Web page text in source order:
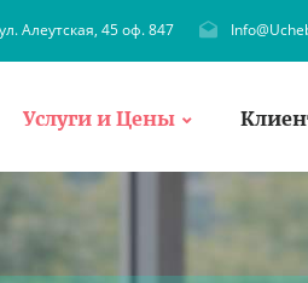
Алеутская, 45 оф. 847
Услуги и Цены